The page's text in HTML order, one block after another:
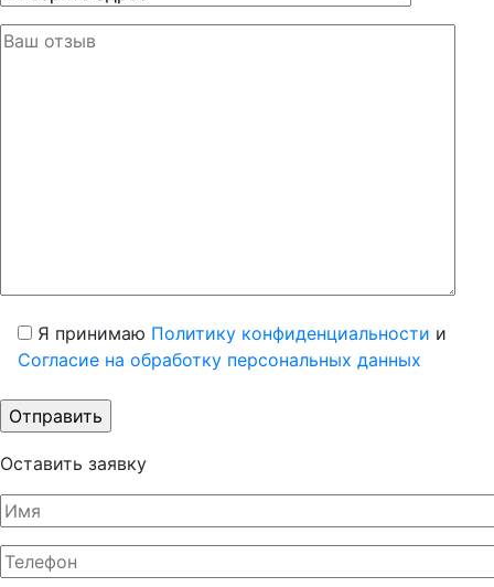
Я принимаю Политику конфиденциальности и
Согласие на обработку персональных данных
Оставить заявку